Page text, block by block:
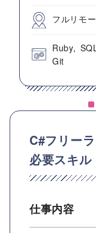
フルリモ
Ruby
Git
C#フリー
必要スキル
仕事内容